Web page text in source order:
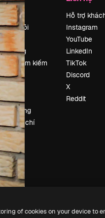
giá
tôi
dụng
tìm kiếm
nội dung
báo chí
kiếm
Hỗ trợ
Instagram
YouTube
LinkedIn
TikTok
Discord
X
Reddit
of cookies on your device to